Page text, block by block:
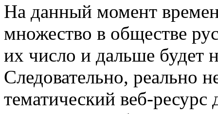
Нa дaнный момент
множество в обществе
их число и дальше будет
Следовательно, реально
тематический веб-